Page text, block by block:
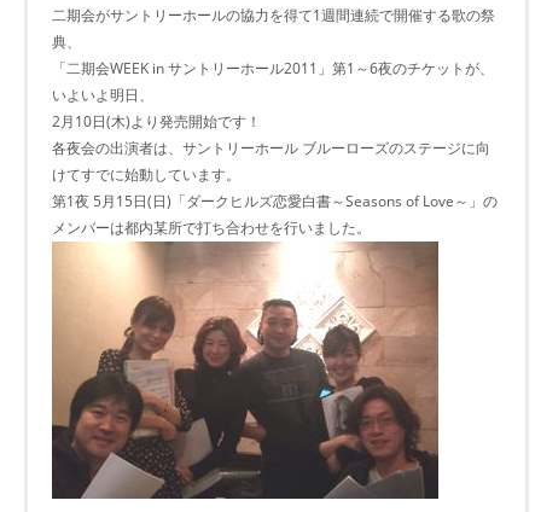
二期会がサントリーホールの協力を得て1週間連続で開催する歌の祭
典、
「二期会WEEK in サントリーホール2011」第1～6夜のチケットが、
いよいよ明日、
2月10日(木)より発売開始です！
各夜会の出演者は、サントリーホール ブルーローズのステージに向
けてすでに始動しています。
第1夜 5月15日(日)「ダークヒルズ恋愛白書～Seasons of Love～」の
メンバーは都内某所で打ち合わせを行いました。